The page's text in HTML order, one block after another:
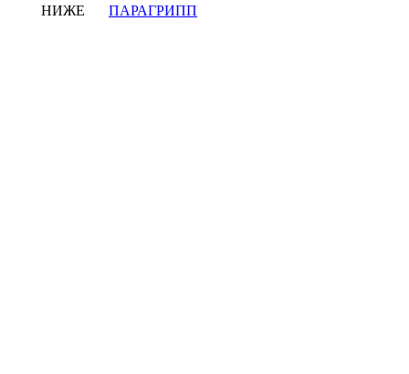
НИЖЕ
ПАРАГРИПП